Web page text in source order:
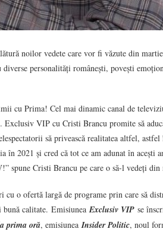
noilor vedete care vor fi văzute din
personalități românești, povești
cu Prima! Cel mai dinamic canal de
VIP cu Cristi Brancu promite să
să privească realitatea altfel, astfel
2021 și cred că tot ce am adunat în acești
spune Cristi Brancu pe care o să-l vedeți
cu o ofertă largă de programe prin care să
bună calitate. EmisiuneaExclusiv VIP se
prima oră, emisiuneaInsider Politic, noul